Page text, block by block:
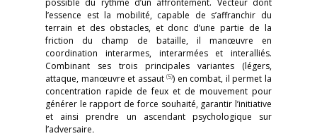
possible du rythme d’un affrontement. Vecteur dont
l’essence est la mobilité, capable de s’affranchir du
terrain et des obstacles, et donc d’une partie de la
friction du champ de bataille, il manœuvre en
coordination interarmes, interarmées et interalliés.
Combinant ses trois principales variantes (légers,
attaque, manœuvre et assaut(5)) en combat, il permet la
concentration rapide de feux et de mouvement pour
générer le rapport de force souhaité, garantir l’initiative
et ainsi prendre un ascendant psychologique sur
l’adversaire.